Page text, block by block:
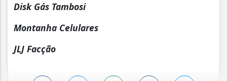
Disk Gás Tambosi
Montanha Celulares
JLJ Facção